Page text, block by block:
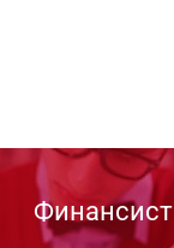
Финансист